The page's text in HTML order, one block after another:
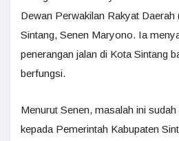
Dewan Perwakilan Rakyat
Sintang, Senen Maryono. Ia
penerangan jalan di Kota Sintang
berfungsi.
Menurut Senen, masalah ini
kepada Pemerintah Kabupaten